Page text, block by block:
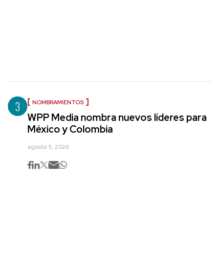
3 NOMBRAMIENTOS
WPP Media nombra nuevos líderes para
México y Colombia
agosto 5, 2026